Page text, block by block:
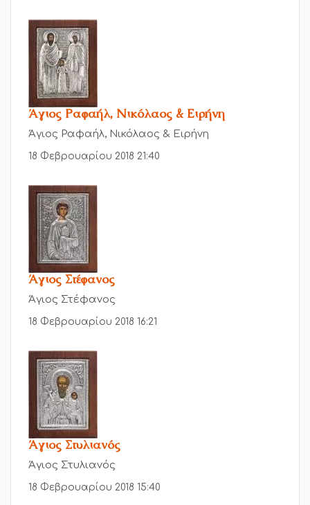
Άγιος Ραφαήλ, Νικόλαος & Ειρήνη
Άγιος Ραφαήλ, Νικόλαος & Ειρήνη
18 Φεβρουαρίου 2018 21:40
Άγιος Στέφανος
Άγιος Στέφανος
18 Φεβρουαρίου 2018 16:21
Άγιος Στυλιανός
Άγιος Στυλιανός
18 Φεβρουαρίου 2018 15:40